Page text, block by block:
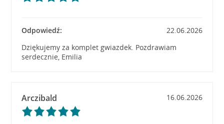
Odpowiedź:
22.06.2026
Dziękujemy za komplet gwiazdek. Pozdrawiam
serdecznie, Emilia
Arczibald 16.06.2026